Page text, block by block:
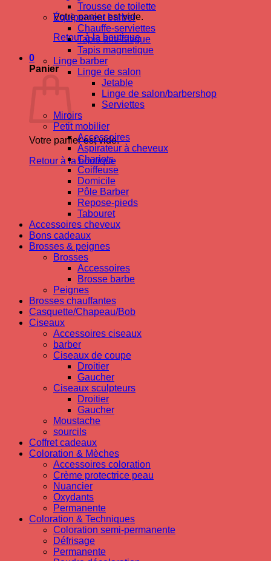
Votre panier est vide.
Retour à la boutique
0
Panier
Votre panier est vide.
Retour à la boutique
Trousse de toilette
Équipement barber
Chauffe-serviettes
Tapis anti-fatigue
Tapis magnetique
Linge barber
Linge de salon
Jetable
Linge de salon/barbershop
Serviettes
Miroirs
Petit mobilier
Accessoires
Aspirateur à cheveux
Chariots
Coiffeuse
Domicile
Pôle Barber
Repose-pieds
Tabouret
Accessoires cheveux
Bons cadeaux
Brosses & peignes
Brosses
Accessoires
Brosse barbe
Peignes
Brosses chauffantes
Casquette/Chapeau/Bob
Ciseaux
Accessoires ciseaux
barber
Ciseaux de coupe
Droitier
Gaucher
Ciseaux sculpteurs
Droitier
Gaucher
Moustache
sourcils
Coffret cadeaux
Coloration & Mèches
Accessoires coloration
Crème protectrice peau
Nuancier
Oxydants
Permanente
Coloration & Techniques
Coloration semi-permanente
Défrisage
Permanente